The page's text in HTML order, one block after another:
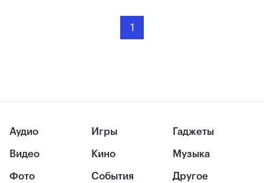
1
Аудио
Видео
Фото
Игры
Кино
События
Гаджеты
Музыка
Другое